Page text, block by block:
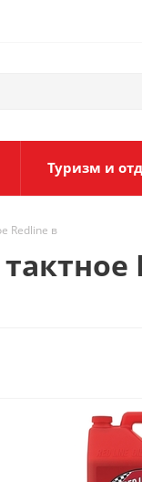
Туризм и
Redline в